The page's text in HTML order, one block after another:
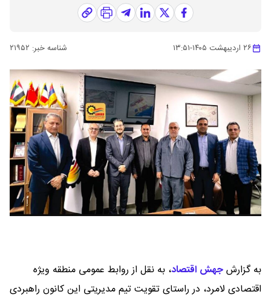
۲۶ اردیبهشت ۱۴۰۵ -۱۳:۵۱ شناسه خبر: ۲۱۹۵۲
به گزارشجهش اقتصاد، به نقل از روابط عمومی منطقه ویژه
اقتصادی لامرد، در راستای تقویت تیم مدیریتی این کانون راهبردی